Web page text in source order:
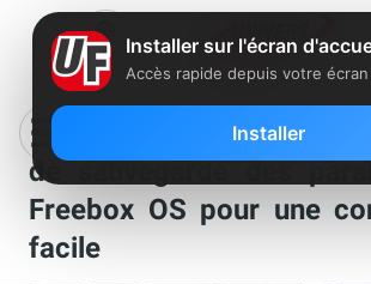
Découvrez la nouvelle
de sauvegarde des
Freebox OS pour une
facile
Installer sur l'écran
Accès rapide depuis votre
Installer